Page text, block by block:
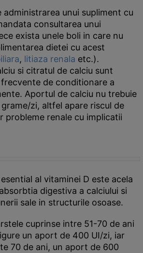
administrarea unui supliment cu
consultarea unui
exista unele boli in care nu
dietei cu acest
, litiaza renala etc.).
si citratul de calciu sunt
de conditionare a
Aportul de calciu nu trebuie
zi, altfel apare riscul de
probleme renale cu implicatii
al vitaminei D este acela
digestiva a calciului si
sale in structurile osoase.
cuprinse intre 51-70 de ani
un aport de 400 UI/zi, iar
70 de ani, un aport de 600